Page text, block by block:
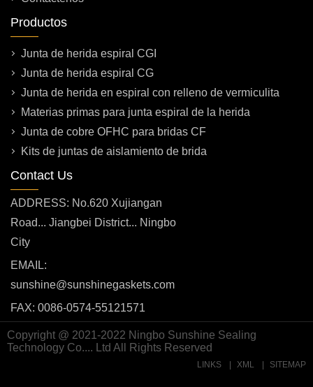
Productos
Junta de herida espiral CGI
Junta de herida espiral CG
Junta de herida en espiral con relleno de vermiculita
Materias primas para junta espiral de la herida
Junta de cobre OFHC para bridas CF
Kits de juntas de aislamiento de brida
Contact Us
ADDRESS: No.620 Xujiangan
Road... Jiangbei District... Ningbo
City
EMAIL:
sunshine@sunshinegaskets.com
FAX: 0086-0574-55121571
Copyright @ 2021-2022 Ningbo Sunshine Sealing
Technology Co.... Ltd All Rights Reserved
LINKS XML SITEMAP